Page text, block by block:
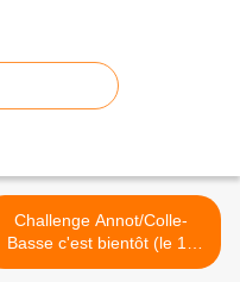
Challenge Annot/Colle-
Basse c'est bientôt (le 15
octobre) >